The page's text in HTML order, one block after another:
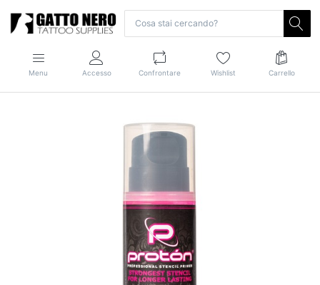
Menu Accesso Confrontare Wishlist Carrello